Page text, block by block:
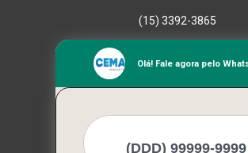
(15) 3392-3865
Empresa
Missão
Mapa do site
Olá! Fale agora pelo